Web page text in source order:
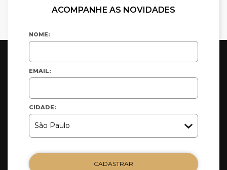
ACOMPANHE AS NOVIDADES
NOME:
EMAIL:
CIDADE:
CADASTRAR